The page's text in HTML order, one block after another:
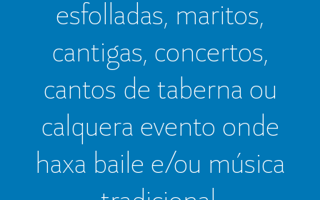
esfolladas, maritos,
cantigas, concertos,
cantos de taberna ou
calquera evento onde
haxa baile e/ou música